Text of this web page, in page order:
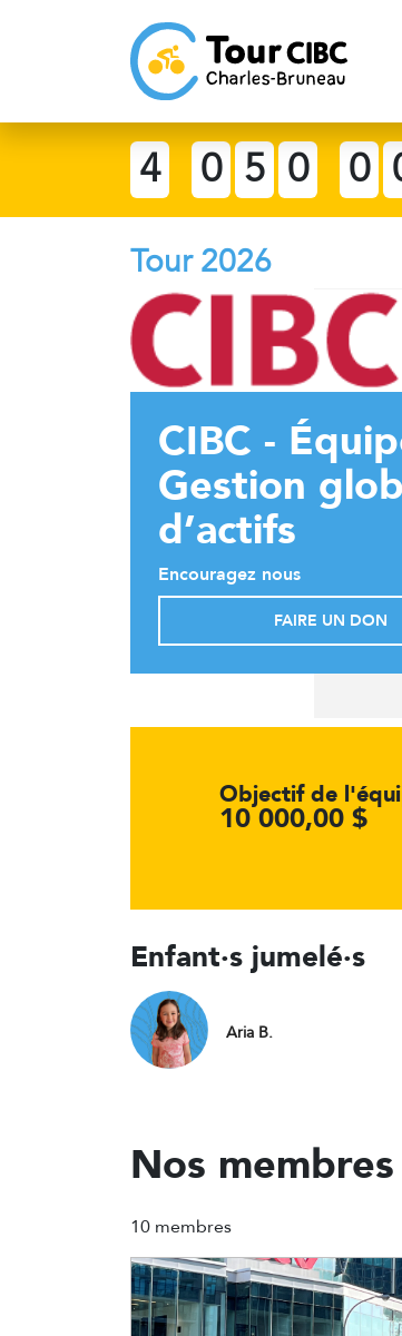
4 0 5 0 0
Tour 2026
CIBC -
Gestion
d’actifs
Encouragez nous
FAIRE UN DON
Objectif de
10 000,00 $
Enfant·s jumelé·s
Aria B.
Nos membres
10 membres